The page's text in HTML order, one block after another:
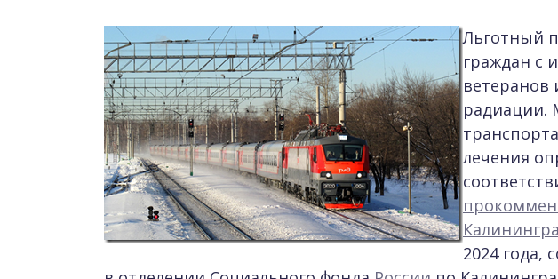
Льготный
граждан с
ветеранов
радиации.
лечения
2024 года,